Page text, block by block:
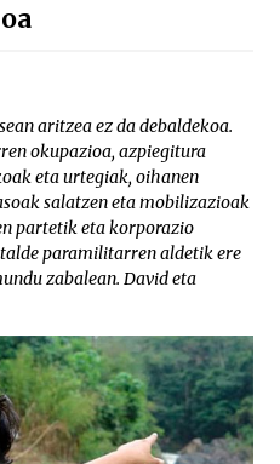
aritzea ez da debaldekoa.
okupazioa, azpiegitura
eta urtegiak, oihanen
salatzen eta mobilizazioak
partetik eta korporazio
paramilitarren aldetik ere
zabalean. David eta